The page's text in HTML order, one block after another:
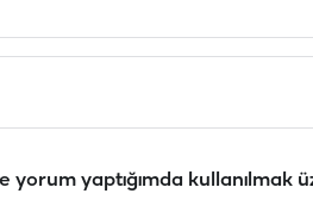
yorum yaptığımda kullanılmak